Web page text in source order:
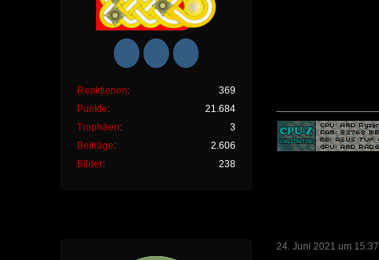
Reaktionen
369
Punkte
21.684
Trophäen
3
Beiträge
2.606
Bilder
238
24. Juni 2021 um 15:37